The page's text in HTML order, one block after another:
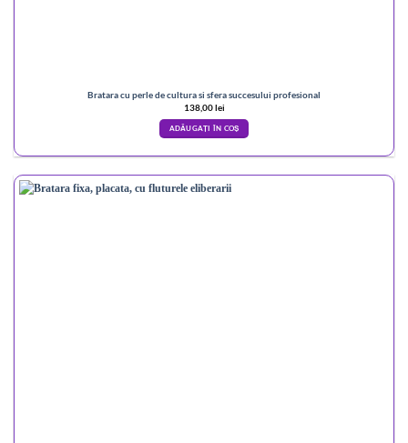
Bratara cu perle de cultura si sfera succesului profesional
138,00lei
ADĂUGAȚI ÎN COȘ